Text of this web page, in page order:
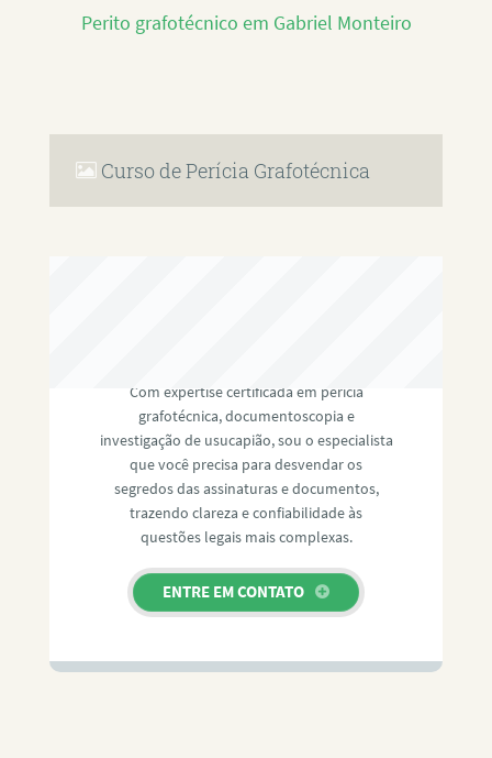
Perito grafotécnico em Gabriel Monteiro
Curso de Perícia Grafotécnica
Com expertise certificada em perícia
grafotécnica, documentoscopia e
investigação de usucapião, sou o especialista
que você precisa para desvendar os
segredos das assinaturas e documentos,
trazendo clareza e confiabilidade às
questões legais mais complexas.
ENTRE EM CONTATO